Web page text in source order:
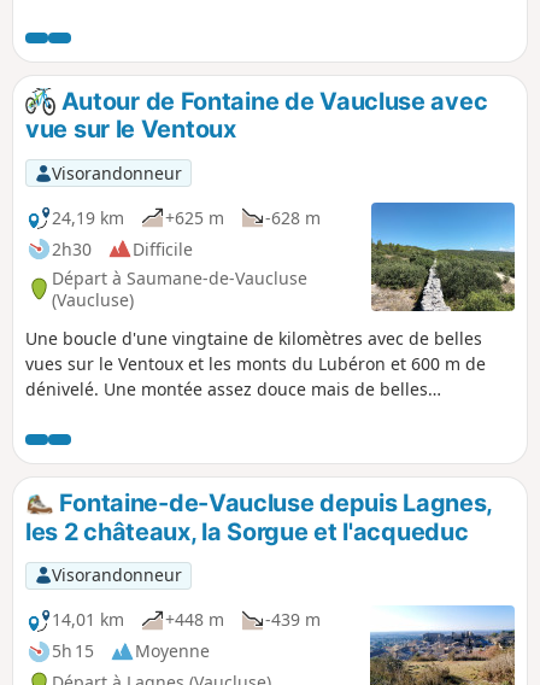
Autour de Fontaine de Vaucluse avec
vue sur le Ventoux
Visorandonneur
24,19 km
+625 m
-628 m
2h30
Difficile
Départ à Saumane-de-Vaucluse
(Vaucluse)
Une boucle d'une vingtaine de kilomètres avec de belles
vues sur le Ventoux et les monts du Lubéron et 600 m de
dénivelé. Une montée assez douce mais de belles
Fontaine de Vaucluse (d'où le classement) sinon la difficulté
reste moyenne notamment dû au fait que cela monte un
peu.Fontaine-de-Vaucluse depuis Lagnes,
les 2 châteaux, la Sorgue et l'acqueduc
Visorandonneur
14,01 km
+448 m
-439 m
5h 15
Moyenne